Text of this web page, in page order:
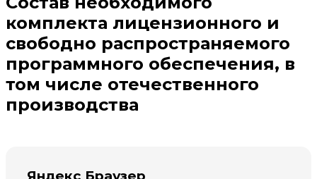
комплекта лицензионного и
свободно распространяемого
программного обеспечения, в
том числе отечественного
производства